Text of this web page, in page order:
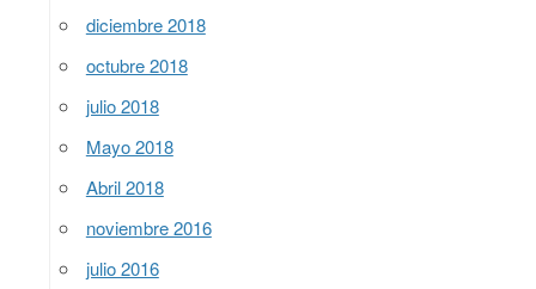
diciembre 2018
octubre 2018
julio 2018
Mayo 2018
Abril 2018
noviembre 2016
julio 2016